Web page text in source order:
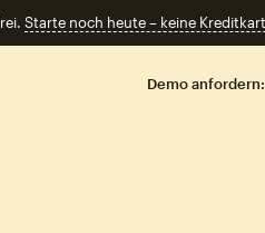
Starte noch heute – keine
Demo anfordern: